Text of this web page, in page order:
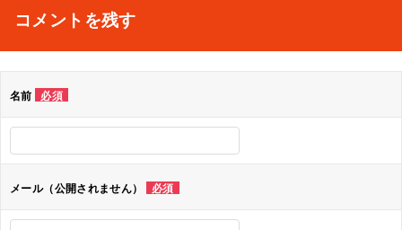
ビ
シ
ョ
ン
コメントを残す
名前 必須
メール（公開されません） 必須